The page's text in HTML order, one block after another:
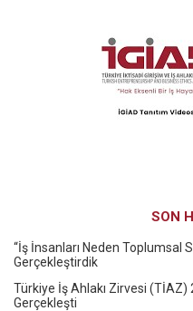
SON
“İş İnsanları Neden Toplumsal
Gerçekleştirdik
Türkiye İş Ahlakı Zirvesi (TİAZ)
Gerçekleşti